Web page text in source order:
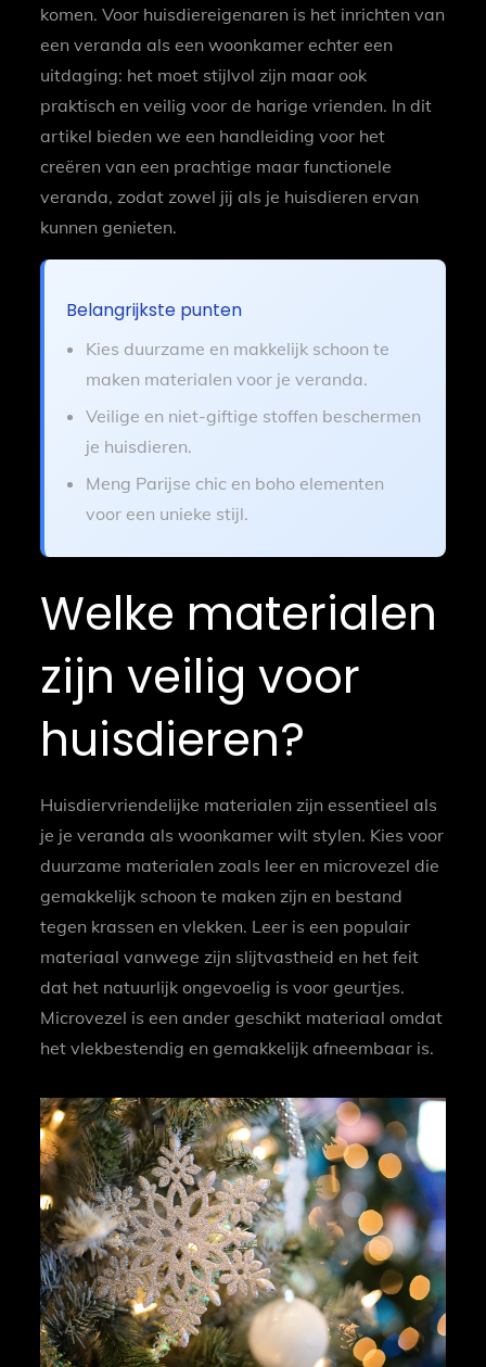
komen. Voor huisdiereigenaren is het inrichten van
een veranda als een woonkamer echter een
uitdaging: het moet stijlvol zijn maar ook
praktisch en veilig voor de harige vrienden. In dit
artikel bieden we een handleiding voor het
creëren van een prachtige maar functionele
veranda, zodat zowel jij als je huisdieren ervan
kunnen genieten.
Belangrijkste punten
Kies duurzame en makkelijk schoon te
maken materialen voor je veranda.
Veilige en niet-giftige stoffen beschermen
je huisdieren.
Meng Parijse chic en boho elementen
voor een unieke stijl.
Welke materialen
zijn veilig voor
huisdieren?
Huisdiervriendelijke materialen zijn essentieel als
je je veranda als woonkamer wilt stylen. Kies voor
duurzame materialen zoals leer en microvezel die
gemakkelijk schoon te maken zijn en bestand
tegen krassen en vlekken. Leer is een populair
materiaal vanwege zijn slijtvastheid en het feit
dat het natuurlijk ongevoelig is voor geurtjes.
Microvezel is een ander geschikt materiaal omdat
het vlekbestendig en gemakkelijk afneembaar is.